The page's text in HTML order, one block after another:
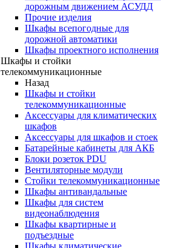
дорожным движением АСУДД
Прочие изделия
Шкафы всепогодные для
дорожной автоматики
Шкафы проектного исполнения
Шкафы и стойки
телекоммуникационные
Назад
Шкафы и стойки
телекоммуникационные
Аксессуары для климатических
шкафов
Аксессуары для шкафов и стоек
Батарейные кабинеты для АКБ
Блоки розеток PDU
Вентиляторные модули
Стойки телекоммуникационные
Шкафы антивандальные
Шкафы для систем
видеонаблюдения
Шкафы квартирные и
подъездные
Шкафы климатические